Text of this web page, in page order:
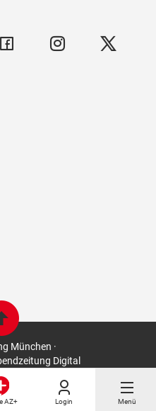
AZ+ Login Menü
München ·
Digital